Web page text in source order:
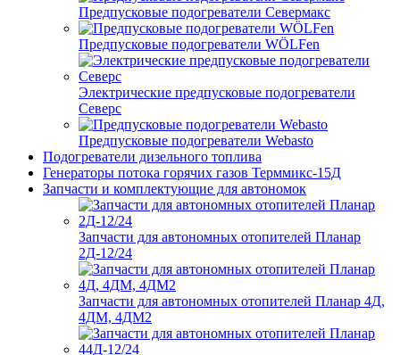
Предпусковые подогреватели Севермакс
Предпусковые подогреватели WÖLFen
Электрические предпусковые подогреватели
Северс
Предпусковые подогреватели Webasto
Подогреватели дизельного топлива
Генераторы потока горячих газов Терммикс-15Д
Запчасти и комплектующие для автономок
Запчасти для автономных отопителей Планар
2Д-12/24
Запчасти для автономных отопителей Планар 4Д,
4ДМ, 4ДМ2